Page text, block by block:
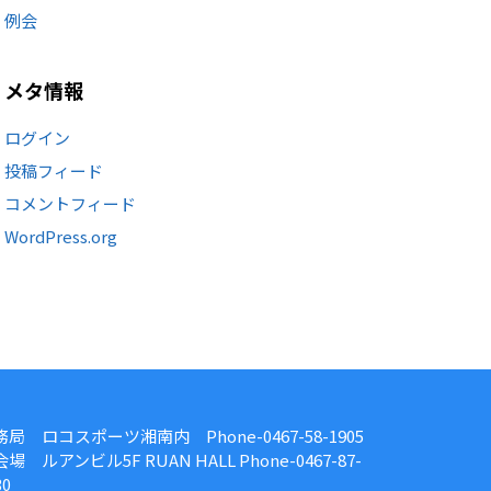
例会
メタ情報
ログイン
投稿フィード
コメントフィード
WordPress.org
局 ロコスポーツ湘南内 Phone-0467-58-1905
場 ルアンビル5F RUAN HALL Phone-0467-87-